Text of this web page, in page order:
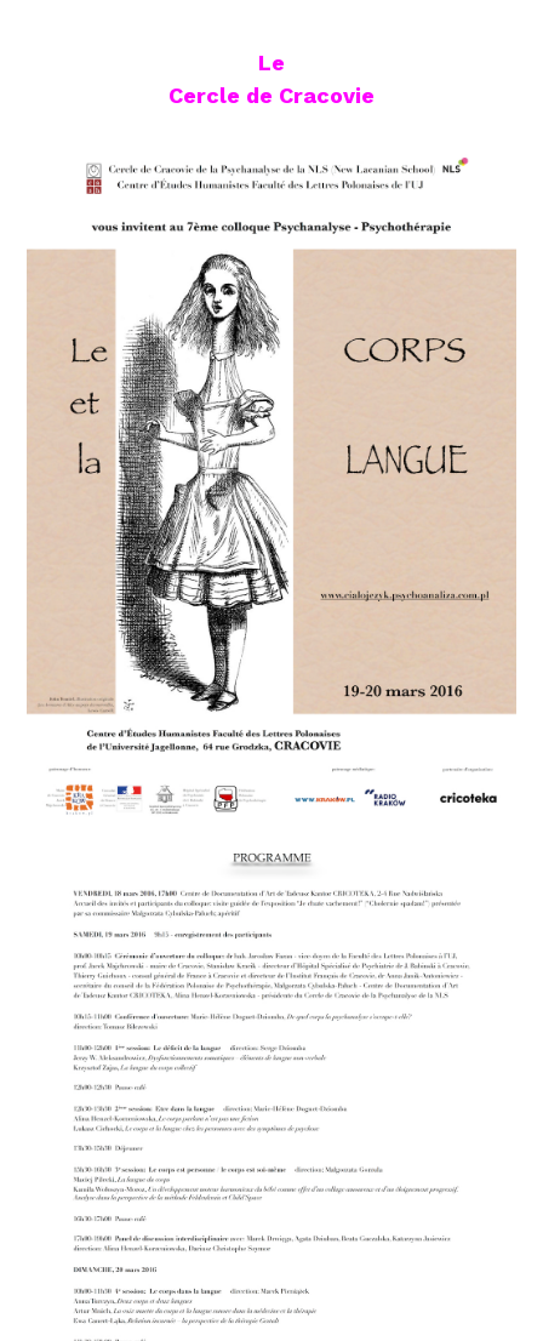
Le
Cercle de Cracovie